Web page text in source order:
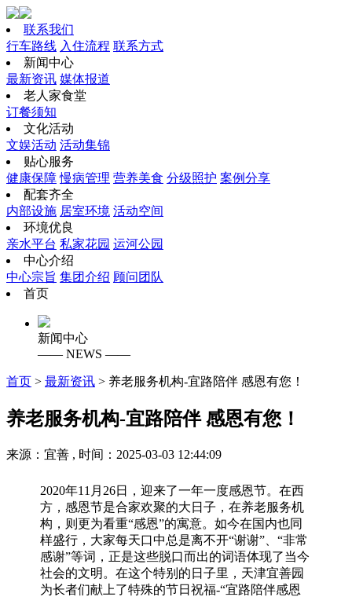
联系我们
行车路线 入住流程 联系方式
新闻中心
最新资讯 媒体报道
老人家食堂
订餐须知
文化活动
文娱活动 活动集锦
贴心服务
健康保障 慢病管理 营养美食 分级照护 案例分享
配套齐全
内部设施 居室环境 活动空间
环境优良
亲水平台 私家花园 运河公园
中心介绍
中心宗旨 集团介绍 顾问团队
首页
新闻中心
—— NEWS ——
首页 > 最新资讯 > 养老服务机构-宜路陪伴 感恩有您！
养老服务机构-宜路陪伴 感恩有您！
来源：宜善 , 时间：2025-03-03 12:44:09
2020年11月26日，迎来了一年一度感恩节。在西
方，感恩节是合家欢聚的大日子，在养老服务机
构，则更为看重“感恩”的寓意。如今在国内也同
样盛行，大家每天口中总是离不开“谢谢”、“非常
感谢”等词，正是这些脱口而出的词语体现了当今
社会的文明。在这个特别的日子里，天津宜善园
为长者们献上了特殊的节日祝福-“宜路陪伴感恩